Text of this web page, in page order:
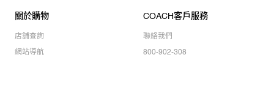
關於購物
店舖查詢
網站導航
COACH客戶服務
聯絡我們
800-902-308